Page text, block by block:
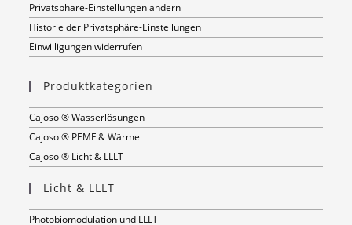
Privatsphäre-Einstellungen ändern
Historie der Privatsphäre-Einstellungen
Einwilligungen widerrufen
Produktkategorien
Cajosol® Wasserlösungen
Cajosol® PEMF & Wärme
Cajosol® Licht & LLLT
Licht & LLLT
Photobiomodulation und LLLT